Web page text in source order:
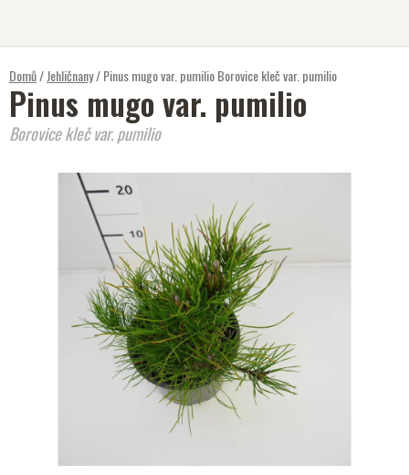
Domů/Jehličnany/Pinus mugo var. pumilioBorovice kleč var. pumilio
Pinus mugo var. pumilio
Borovice kleč var. pumilio